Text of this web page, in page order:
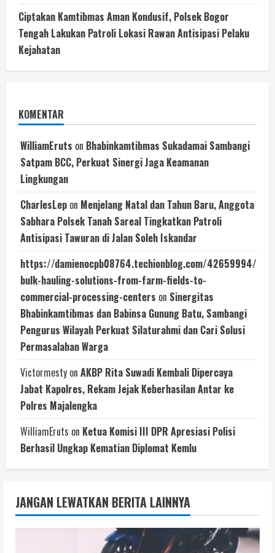
Ciptakan Kamtibmas Aman Kondusif, Polsek Bogor
Tengah Lakukan Patroli Lokasi Rawan Antisipasi Pelaku
Kejahatan
KOMENTAR
WilliamEruts on Bhabinkamtibmas Sukadamai Sambangi
Satpam BCC, Perkuat Sinergi Jaga Keamanan
Lingkungan
CharlesLep on Menjelang Natal dan Tahun Baru, Anggota
Sabhara Polsek Tanah Sareal Tingkatkan Patroli
Antisipasi Tawuran di Jalan Soleh Iskandar
https://damienocpb08764.techionblog.com/42659994/
bulk-hauling-solutions-from-farm-fields-to-
commercial-processing-centers on Sinergitas
Bhabinkamtibmas dan Babinsa Gunung Batu, Sambangi
Pengurus Wilayah Perkuat Silaturahmi dan Cari Solusi
Permasalahan Warga
Victormesty on AKBP Rita Suwadi Kembali Dipercaya
Jabat Kapolres, Rekam Jejak Keberhasilan Antar ke
Polres Majalengka
WilliamEruts on Ketua Komisi III DPR Apresiasi Polisi
Berhasil Ungkap Kematian Diplomat Kemlu
JANGAN LEWATKAN BERITA LAINNYA